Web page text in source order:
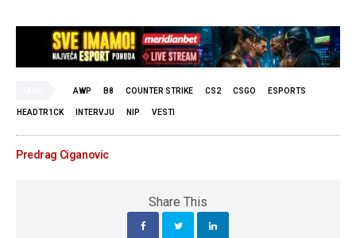
AWP B8 COUNTER STRIKE CS2 CSGO ESPORTS
HEADTR1CK INTERVJU NIP VESTI
Predrag Ciganovic
Share This